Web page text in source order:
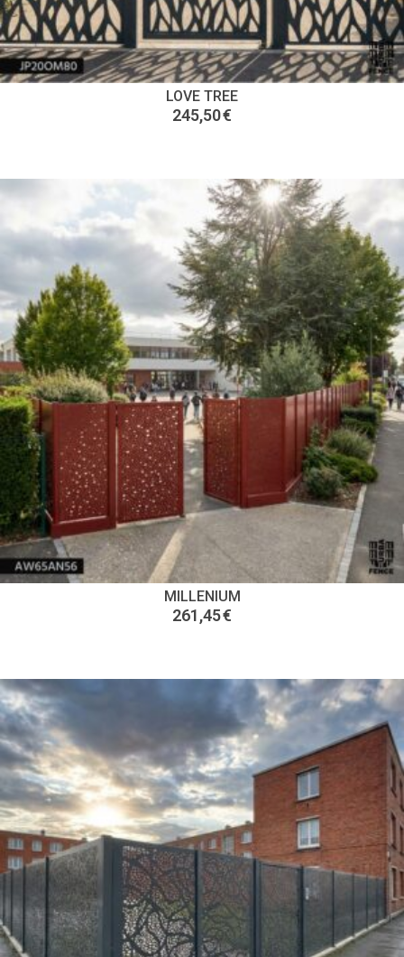
LOVE TREE
245,50€
MILLENIUM
261,45€